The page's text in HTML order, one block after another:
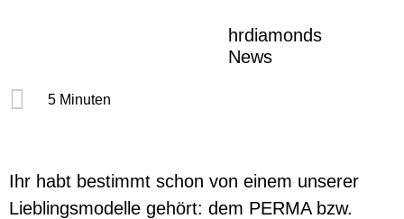
hrdiamonds
News
5 Minuten
Ihr habt bestimmt schon von einem unserer
Lieblingsmodelle gehört: dem PERMA bzw.